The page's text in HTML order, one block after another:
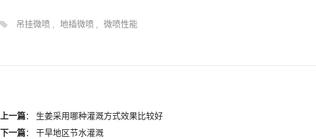
吊挂微喷 , 地插微喷 , 微喷性能
上一篇： 生姜采用哪种灌溉方式效果比较好
下一篇： 干旱地区节水灌溉